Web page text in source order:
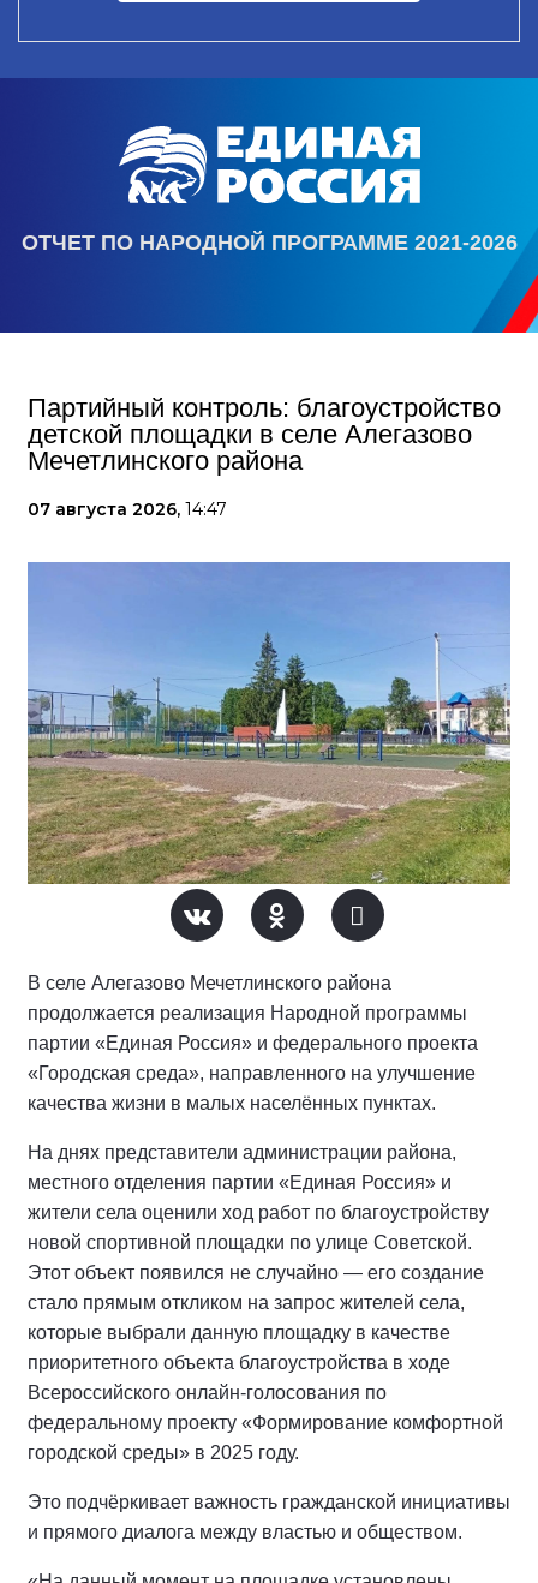
ОТЧЕТ ПО НАРОДНОЙ ПРОГРАММЕ 2021-2026
Партийный контроль: благоустройство
детской площадки в селе Алегазово
Мечетлинского района
07 августа 2026, 14:47
В селе Алегазово Мечетлинского района
продолжается реализация Народной программы
партии «Единая Россия» и федерального проекта
«Городская среда», направленного на улучшение
качества жизни в малых населённых пунктах.
На днях представители администрации района,
местного отделения партии «Единая Россия» и
жители села оценили ход работ по благоустройству
новой спортивной площадки по улице Советской.
Этот объект появился не случайно — его создание
стало прямым откликом на запрос жителей села,
которые выбрали данную площадку в качестве
приоритетного объекта благоустройства в ходе
Всероссийского онлайн-голосования по
федеральному проекту «Формирование комфортной
городской среды» в 2025 году.
Это подчёркивает важность гражданской инициативы
и прямого диалога между властью и обществом.